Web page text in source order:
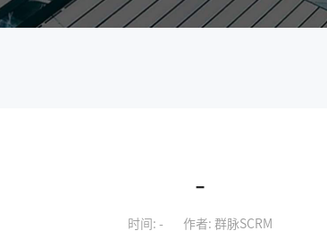
-
时间: - 作者: 群脉SCRM